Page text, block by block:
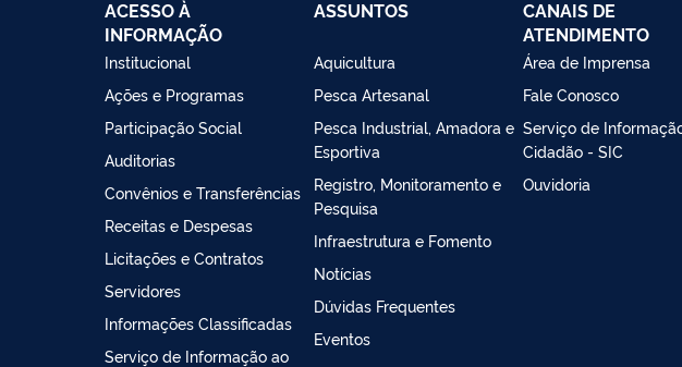
ACESSO À
INFORMAÇÃO
Institucional
Ações e Programas
Participação Social
Auditorias
Convênios e Transferências
Receitas e Despesas
Licitações e Contratos
Servidores
Informações Classificadas
Serviço de Informação ao
ASSUNTOS
Aquicultura
Pesca Artesanal
Pesca Industrial, Amadora e
Esportiva
Registro, Monitoramento e
Pesquisa
Infraestrutura e Fomento
Notícias
Dúvidas Frequentes
Eventos
CANAIS DE
ATENDIMENTO
Área de Imprensa
Fale Conosco
Serviço de
Cidadão - SIC
Ouvidoria